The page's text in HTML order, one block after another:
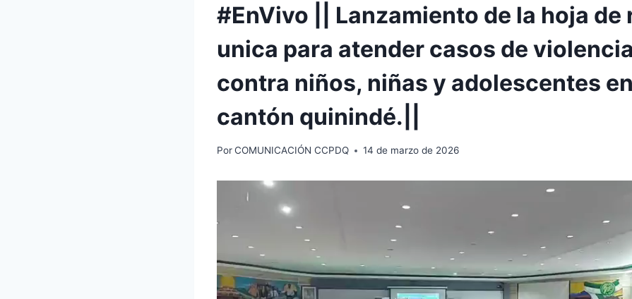
#EnVivo || Lanzamiento de la hoja de
unica para atender casos de
contra niños, niñas y adolescentes
cantón quinindé.||
PorCOMUNICACIÓN CCPDQ 14 de marzo de 2026